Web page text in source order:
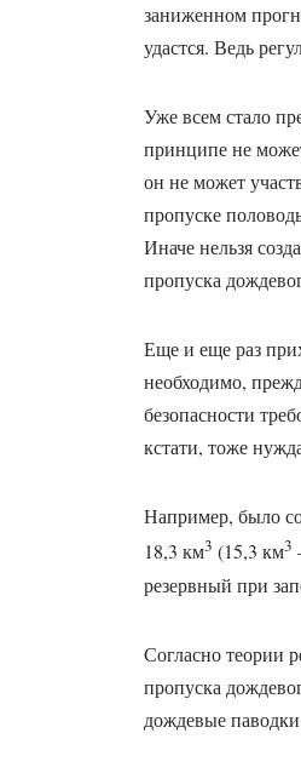
заниженном
удастся. Ведь
Уже всем стало
принципе не
он не может
пропуске
Иначе нельзя
пропуска
Еще и еще раз
необходимо,
безопасности
кстати, тоже
Например, было
18,3 км3 (15,3 км3
резервный при
Согласно теории
пропуска
дождевые